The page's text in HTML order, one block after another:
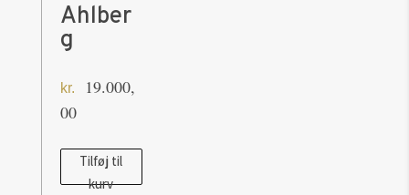
Ahlber
g
kr.
19.000,
00
Caravaggio's
Angel
Tilføj til
kurv